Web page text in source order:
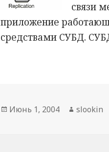
связи
приложение
средствами СУБД.
Опубликовано
Июнь 1, 2004 Автор
slookin